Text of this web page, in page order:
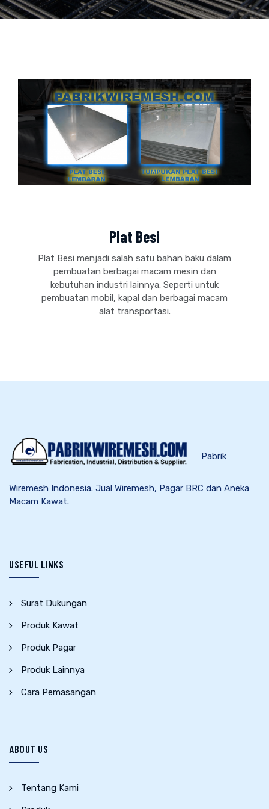
Plat Besi
Plat Besi menjadi salah satu bahan baku dalam
pembuatan berbagai macam mesin dan
kebutuhan industri lainnya. Seperti untuk
pembuatan mobil, kapal dan berbagai macam
alat transportasi.
Pabrik
Wiremesh Indonesia. Jual Wiremesh, Pagar BRC dan Aneka
Macam Kawat.
USEFUL LINKS
Surat Dukungan
Produk Kawat
Produk Pagar
Produk Lainnya
Cara Pemasangan
ABOUT US
Tentang Kami